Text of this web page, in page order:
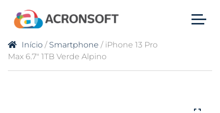
Início / Smartphone / iPhone 13 Pro
Max 6.7″ 1TB Verde Alpino